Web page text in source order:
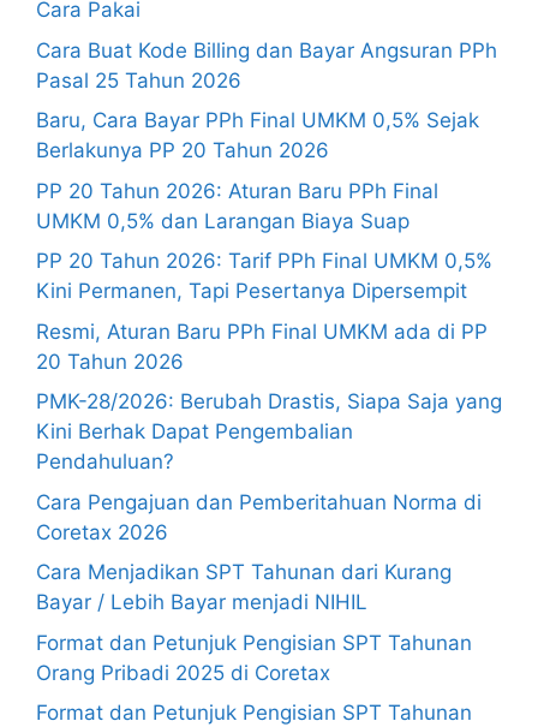
Cara Pakai
Cara Buat Kode Billing dan Bayar Angsuran PPh
Pasal 25 Tahun 2026
Baru, Cara Bayar PPh Final UMKM 0,5% Sejak
Berlakunya PP 20 Tahun 2026
PP 20 Tahun 2026: Aturan Baru PPh Final
UMKM 0,5% dan Larangan Biaya Suap
PP 20 Tahun 2026: Tarif PPh Final UMKM 0,5%
Kini Permanen, Tapi Pesertanya Dipersempit
Resmi, Aturan Baru PPh Final UMKM ada di PP
20 Tahun 2026
PMK-28/2026: Berubah Drastis, Siapa Saja yang
Kini Berhak Dapat Pengembalian
Pendahuluan?
Cara Pengajuan dan Pemberitahuan Norma di
Coretax 2026
Cara Menjadikan SPT Tahunan dari Kurang
Bayar / Lebih Bayar menjadi NIHIL
Format dan Petunjuk Pengisian SPT Tahunan
Orang Pribadi 2025 di Coretax
Format dan Petunjuk Pengisian SPT Tahunan